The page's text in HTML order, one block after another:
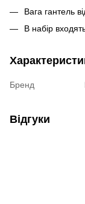
Вага гантель
В набір
Бренд
Відгуки